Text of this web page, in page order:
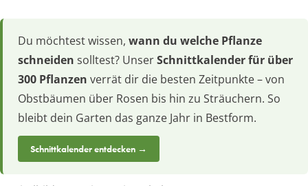
Du möchtest wissen, wann du welche Pflanze
schneiden solltest? UnserSchnittkalender für über
300 Pflanzen verrät dir die besten Zeitpunkte – von
Obstbäumen über Rosen bis hin zu Sträuchern. So
bleibt dein Garten das ganze Jahr in Bestform.
Schnittkalender entdecken →